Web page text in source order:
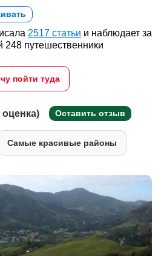
2517 статьи и наблюдает за
248 путешественники
пойти туда
оценка) Оставить отзыв
Самые красивые районы